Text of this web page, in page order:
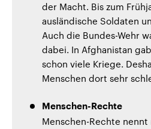
der Macht. Bis zum
ausländische Soldaten
Auch die Bundes-Wehr
dabei. In Afghanistan
schon viele Kriege.
Menschen dort sehr
Menschen-Rechte
Menschen-Rechte